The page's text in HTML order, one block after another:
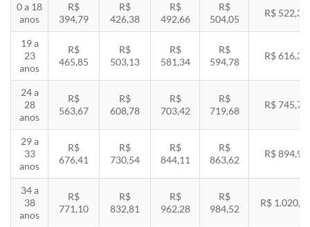
0 a 18
anos
R$
394,79
R$
426,38
R$
492,66
R$
504,05
R$ 522,33
19 a
23
anos
R$
465,85
R$
503,13
R$
581,34
R$
594,78
R$ 616,35
24 a
28
anos
R$
563,67
R$
608,78
R$
703,42
R$
719,68
R$ 745,78
29 a
33
anos
R$
676,41
R$
730,54
R$
844,11
R$
863,62
R$ 894,94
34 a
38
anos
R$
771,10
R$
832,81
R$
962,28
R$
984,52
R$